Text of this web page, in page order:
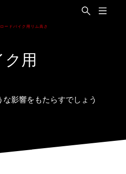
ロードバイク用リム高さ
ク用
影響をもたらすでしょう